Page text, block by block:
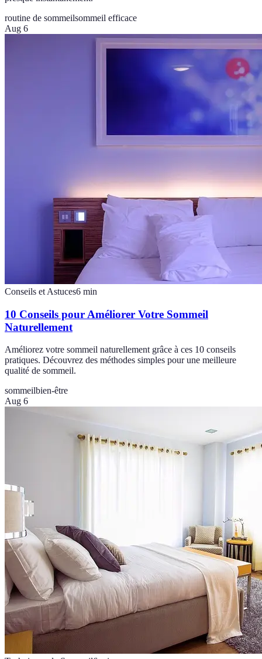
routine de sommeilsommeil efficace
Aug 6
Conseils et Astuces6 min
10 Conseils pour Améliorer Votre Sommeil
Naturellement
Améliorez votre sommeil naturellement grâce à ces 10 conseils
pratiques. Découvrez des méthodes simples pour une meilleure
qualité de sommeil.
sommeilbien-être
Aug 6